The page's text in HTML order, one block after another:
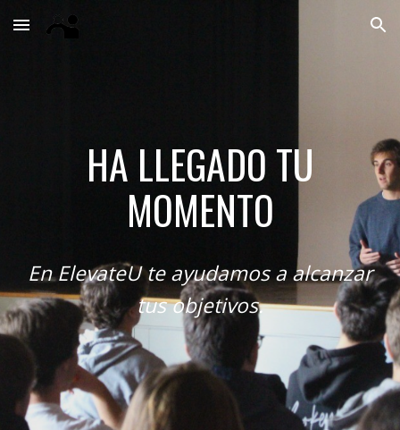
Skip to main content Skip to navigation
HA LLEGADO TU
MOMENTO
En ElevateU te ayudamos a alcanzar
tus objetivos.